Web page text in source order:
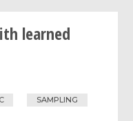
learned
SAMPLING